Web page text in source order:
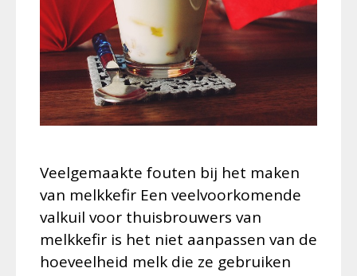
Veelgemaakte fouten bij het maken
van melkkefir Een veelvoorkomende
valkuil voor thuisbrouwers van
melkkefir is het niet aanpassen van de
hoeveelheid melk die ze gebruiken